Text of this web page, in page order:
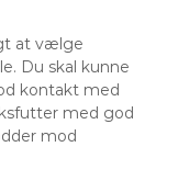
at vælge
Du skal kunne
kontakt med
med god
mod